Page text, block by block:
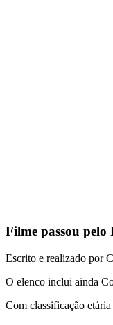
Filme passou pelo
Escrito e realizado por
O elenco inclui ainda
Com classificação